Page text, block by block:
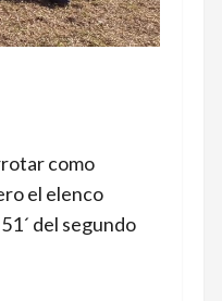
como
el elenco
del segundo